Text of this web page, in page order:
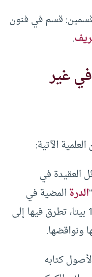
قسمين: قسم في فنون
.
في غير
الآتية:
العقيدة في
الدرةالمضية في
نظم توحيد رب البرية” في 1002 بيتا، تطرق فيها إلى
ونواقضها.
كتابه